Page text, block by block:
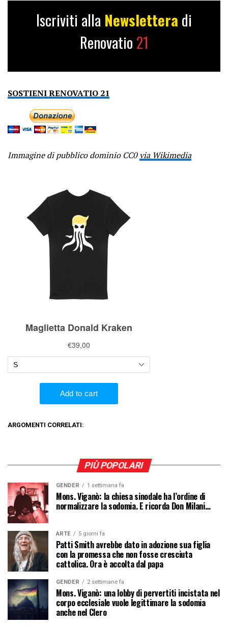
Iscriviti alla Newslettera di
Renovatio 21
SOSTIENI RENOVATIO 21
Immagine di pubblico dominio CC0via Wikimedia
ARGOMENTI CORRELATI:
PIÙ POPOLARI
GENDER 1 settimana fa
Mons. Viganò: la chiesa sinodale ha l’ordine di
normalizzare la sodomia. E ricorda Don Milani…
ARTE 5 giorni fa
Patti Smith avrebbe dato in adozione sua figlia
con la promessa che non fosse cresciuta
cattolica. Ora è accolta dal papa
GENDER 2 settimane fa
Mons. Viganò: una lobby di pervertiti incistata nel
corpo ecclesiale vuole legittimare la sodomia
anche nel Clero